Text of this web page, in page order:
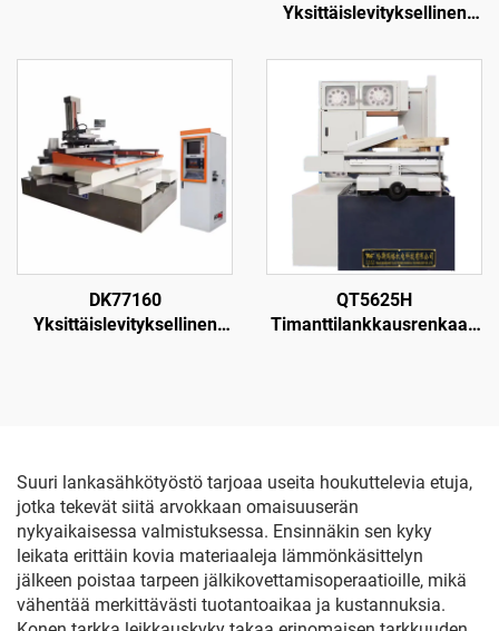
Yksittäislevityksellinen
DK77160
Yksittäislevityksellinen
QT5625H
Timanttilankkausrenkaan
Suuri lankasähkötyöstö tarjoaa useita houkuttelevia etuja,
jotka tekevät siitä arvokkaan omaisuuserän
nykyaikaisessa valmistuksessa. Ensinnäkin sen kyky
leikata erittäin kovia materiaaleja lämmönkäsittelyn
jälkeen poistaa tarpeen jälkikovettamisoperaatioille, mikä
vähentää merkittävästi tuotantoaikaa ja kustannuksia.